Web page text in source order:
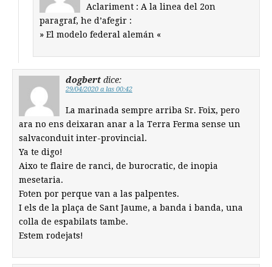
Aclariment : A la linea del 2on
paragraf, he d’afegir :
» El modelo federal alemán «
dogbert dice:
29/04/2020 a las 00:42
La marinada sempre arriba Sr. Foix, pero
ara no ens deixaran anar a la Terra Ferma sense un
salvaconduit inter-provincial.
Ya te digo!
Aixo te flaire de ranci, de burocratic, de inopia
mesetaria.
Foten por perque van a las palpentes.
I els de la plaça de Sant Jaume, a banda i banda, una
colla de espabilats tambe.
Estem rodejats!